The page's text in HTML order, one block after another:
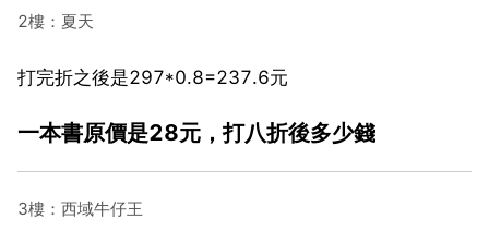
2樓：夏天
打完折之後是297*0.8=237.6元
一本書原價是28元，打八折後多少錢
3樓：西域牛仔王